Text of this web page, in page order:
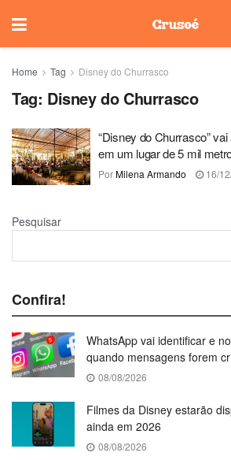
Home Tag Disney do Churrasco
Tag: Disney do Churrasco
“Disney do Churrasco”
em um lugar de 5 mil
PorMilena Armando 16/
Pesquisar
Confira!
WhatsApp vai identificar e
quando mensagens forem
08/08/2026
Filmes da Disney estarão
ainda em 2026
08/08/2026